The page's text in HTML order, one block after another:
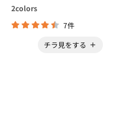
2colors
7件
チラ見をする